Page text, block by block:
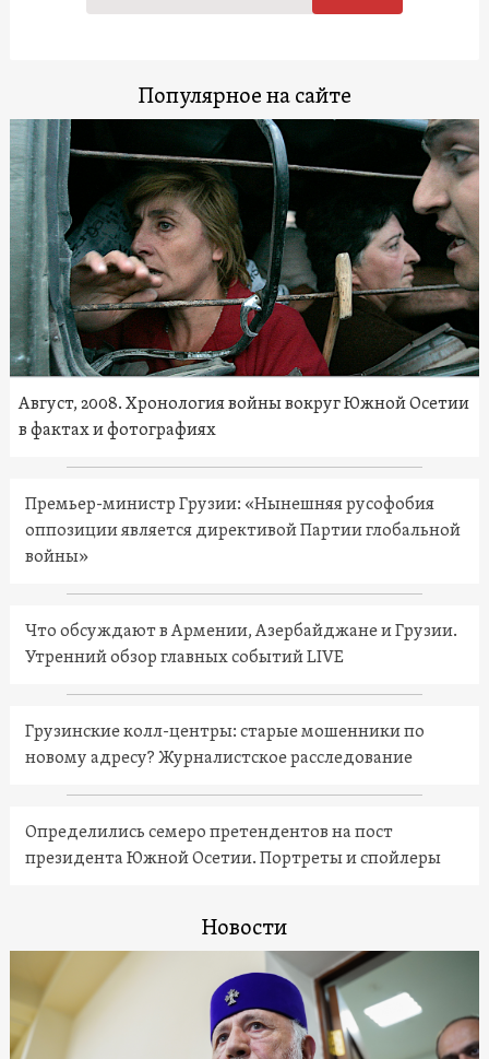
Популярное на сайте
Август, 2008. Хронология войны вокруг Южной Осетии
в фактах и фотографиях
Премьер-министр Грузии: «Нынешняя русофобия
оппозиции является директивой Партии глобальной
войны»
Что обсуждают в Армении, Азербайджане и Грузии.
Утренний обзор главных событий LIVE
Грузинские колл-центры: старые мошенники по
новому адресу? Журналистское расследование
Определились семеро претендентов на пост
президента Южной Осетии. Портреты и спойлеры
Новости